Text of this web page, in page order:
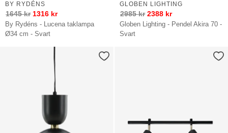
By Rydéns - Lucena taklampa
Ø34 cm - Svart
BY RYDÉNS
1645kr 1316 kr
Globen Lighting - Pendel Akira 70 -
Svart
GLOBEN LIGHTING
2985kr 2388 kr